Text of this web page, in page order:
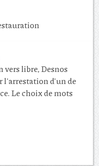
vers libre, Desnos
l'arrestation d'un de
Le choix de mots